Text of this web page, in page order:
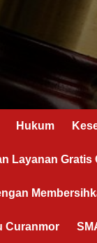
Hukum
Layanan
Curanmor